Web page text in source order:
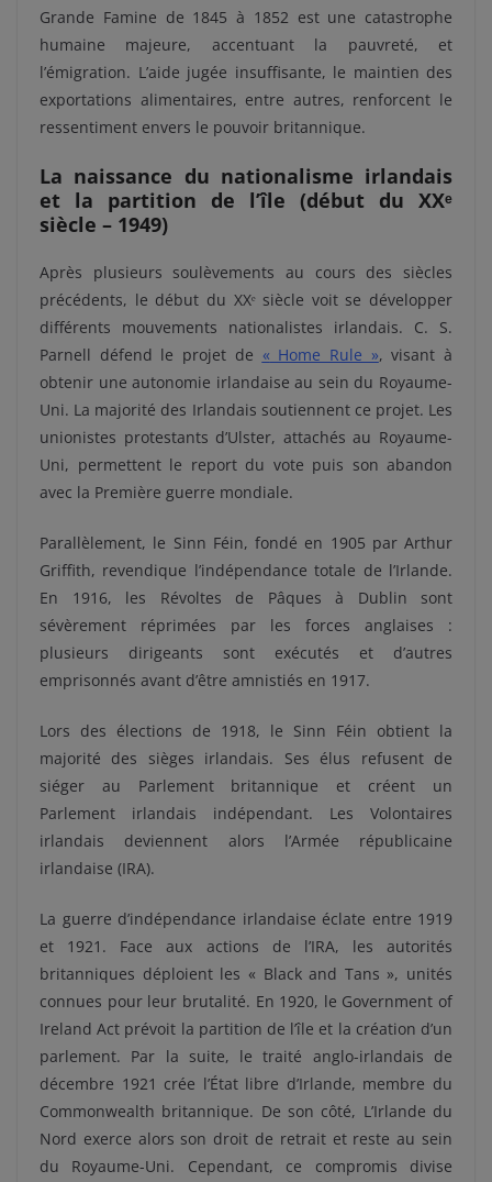
Grande Famine de 1845 à 1852 est une catastrophe
humaine majeure, accentuant la pauvreté, et
l’émigration. L’aide jugée insuffisante, le maintien des
exportations alimentaires, entre autres, renforcent le
ressentiment envers le pouvoir britannique.
La naissance du nationalisme irlandais
et la partition de l’île (début du XXᵉ
siècle – 1949)
Après plusieurs soulèvements au cours des siècles
précédents, le début du XXᵉ siècle voit se développer
différents mouvements nationalistes irlandais. C. S.
Parnell défend le projet de « Home Rule », visant à
obtenir une autonomie irlandaise au sein du Royaume-
Uni. La majorité des Irlandais soutiennent ce projet. Les
unionistes protestants d’Ulster, attachés au Royaume-
Uni, permettent le report du vote puis son abandon
avec la Première guerre mondiale.
Parallèlement, le Sinn Féin, fondé en 1905 par Arthur
Griffith, revendique l’indépendance totale de l’Irlande.
En 1916, les Révoltes de Pâques à Dublin sont
sévèrement réprimées par les forces anglaises :
plusieurs dirigeants sont exécutés et d’autres
emprisonnés avant d’être amnistiés en 1917.
Lors des élections de 1918, le Sinn Féin obtient la
majorité des sièges irlandais. Ses élus refusent de
siéger au Parlement britannique et créent un
Parlement irlandais indépendant. Les Volontaires
irlandais deviennent alors l’Armée républicaine
irlandaise (IRA).
La guerre d’indépendance irlandaise éclate entre 1919
et 1921. Face aux actions de l’IRA, les autorités
britanniques déploient les « Black and Tans », unités
connues pour leur brutalité. En 1920, le Government of
Ireland Act prévoit la partition de l’île et la création d’un
parlement. Par la suite, le traité anglo-irlandais de
décembre 1921 crée l’État libre d’Irlande, membre du
Commonwealth britannique. De son côté, L’Irlande du
Nord exerce alors son droit de retrait et reste au sein
du Royaume-Uni. Cependant, ce compromis divise